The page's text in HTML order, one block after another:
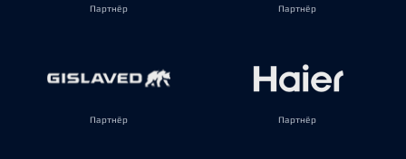
Партнёр Партнёр
Партнёр Партнёр